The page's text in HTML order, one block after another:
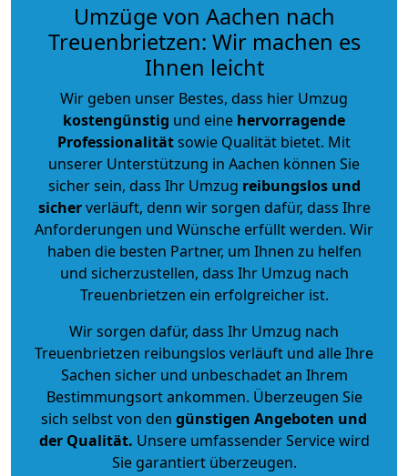
Umzüge von Aachen nach
Treuenbrietzen: Wir machen es
Ihnen leicht
Wir geben unser Bestes, dass hier Umzug
kostengünstig und eine hervorragende
Professionalitätsowie Qualität bietet. Mit
unserer Unterstützung in Aachen können Sie
sicher sein, dass Ihr Umzug reibungslos und
sicherverläuft, denn wir sorgen dafür, dass Ihre
Anforderungen und Wünsche erfüllt werden. Wir
haben die besten Partner, um Ihnen zu helfen
und sicherzustellen, dass Ihr Umzug nach
Treuenbrietzen ein erfolgreicher ist.
Wir sorgen dafür, dass Ihr Umzug nach
Treuenbrietzen reibungslos verläuft und alle Ihre
Sachen sicher und unbeschadet an Ihrem
Bestimmungsort ankommen. Überzeugen Sie
sich selbst von den günstigen Angeboten und
der Qualität. Unsere umfassender Service wird
Sie garantiert überzeugen.